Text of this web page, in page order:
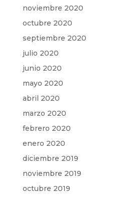
noviembre 2020
octubre 2020
septiembre 2020
julio 2020
junio 2020
mayo 2020
abril 2020
marzo 2020
febrero 2020
enero 2020
diciembre 2019
noviembre 2019
octubre 2019